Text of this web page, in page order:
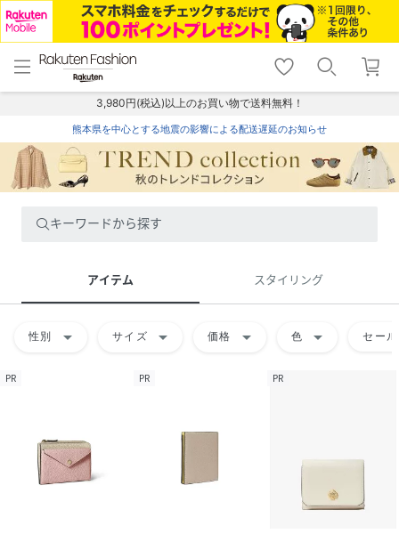
menu home
トップ
shopping_cart lock_outline
ログイン
3,980円(税込)以上のお買い物で送料無料！
熊本県を中心とする地震の影響による配送遅延のお知らせ
キーワードから探す
アイテム スタイリング
性別 arrow_drop_down サイズ arrow_drop_down 価格 arrow_drop_down 色 arrow_drop_down セール
PR PR PR